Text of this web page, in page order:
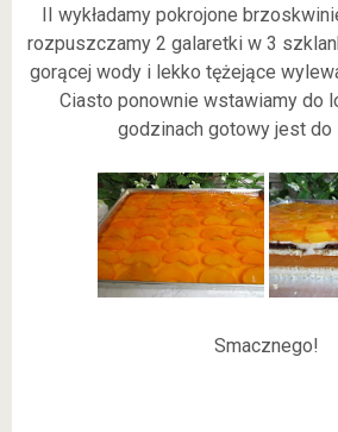
II wykładamy pokrojone
rozpuszczamy 2 galaretki w 3
gorącej wody i lekko tężejące
Ciasto ponownie wstawiamy do
godzinach gotowy jest do
Smacznego!